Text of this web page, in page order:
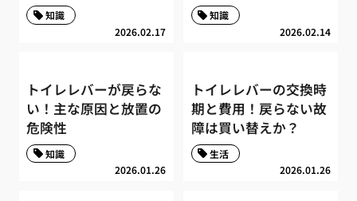
2026.02.17
知識
2026.02.14
知識
トイレレバーが戻らな
い！主な原因と放置の
危険性
2026.01.26
知識
トイレレバーの交換時
期と費用！戻らない故
障は買い替えか？
2026.01.26
生活